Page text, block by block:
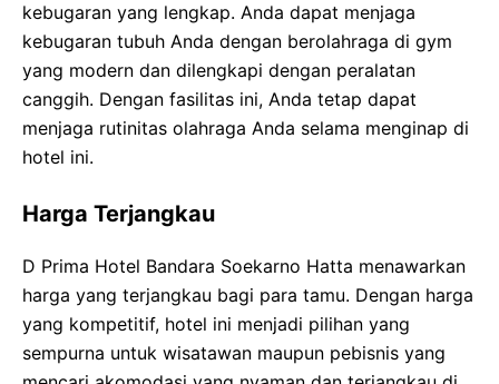
kebugaran yang lengkap. Anda dapat menjaga
kebugaran tubuh Anda dengan berolahraga di gym
yang modern dan dilengkapi dengan peralatan
canggih. Dengan fasilitas ini, Anda tetap dapat
menjaga rutinitas olahraga Anda selama menginap di
hotel ini.
Harga Terjangkau
D Prima Hotel Bandara Soekarno Hatta menawarkan
harga yang terjangkau bagi para tamu. Dengan harga
yang kompetitif, hotel ini menjadi pilihan yang
sempurna untuk wisatawan maupun pebisnis yang